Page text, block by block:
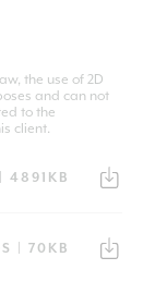
the use of 2D
and can not
to the
client.
4891KB
| 70KB